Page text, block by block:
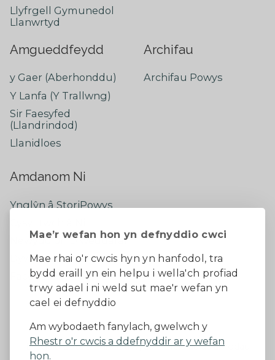
Mae’r wefan hon yn defnyddio cwci
Mae rhai o'r cwcis hyn yn hanfodol, tra
bydd eraill yn ein helpu i wella'ch profiad
trwy adael i ni weld sut mae'r wefan yn
cael ei defnyddio
Am wybodaeth fanylach, gwelwch y
Rhestr o'r cwcis a ddefnyddir ar y wefan
hon.
Llyfrgell Gymunedol
Llanwrtyd
Amgueddfeydd
y Gaer (Aberhonddu)
Y Lanfa (Y Trallwng)
Sir Faesyfed
(Llandrindod)
Llanidloes
Archifau
Archifau Powys
Amdanom Ni
Ynglŷn â StoriPowys
Newyddion Diweddaraf
Dywedwch eich barn
Facebook
Datganiad Hygyrchedd
Diogelu Data a Phreifatrwydd
Telerau ac amodau